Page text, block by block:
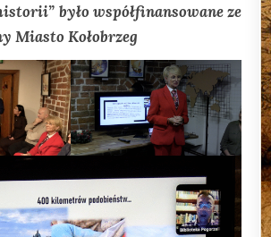
było współfinansowane ze
Miasto Kołobrzeg